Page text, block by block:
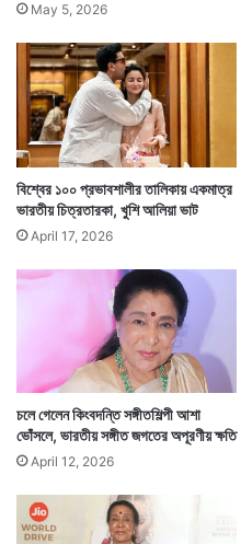
আয়ুষ্মানের এই বক্তব্যে তাঁর
পড়েন। অনেকেই তাঁর এই
যে ব্যক্তি এভাবে ডলার উড়িয়ে
তাঁকেও ভর্ৎসনার মুখে পড়তে
সংস্থার সাহায্য নিয়ে লেখা
May 5, 2026
বিশ্বের ১০০ প্রভাবশালীর তালিকায় একমাত্র
ভারতীয় চিত্রতারকা, খুশি আলিয়া ভাট
April 17, 2026
চলে গেলেন কিংবদন্তি সঙ্গীতশিল্পী আশা
ভোঁসলে, ভারতীয় সঙ্গীত জগতের অপূরণীয় ক্ষতি
April 12, 2026